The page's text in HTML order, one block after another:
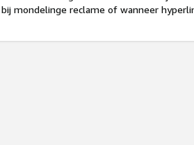
mondelinge reclame of wanneer